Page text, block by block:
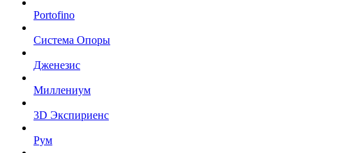
Portofino
Система Опоры
Дженезис
Миллениум
3D Экспириенс
Рум